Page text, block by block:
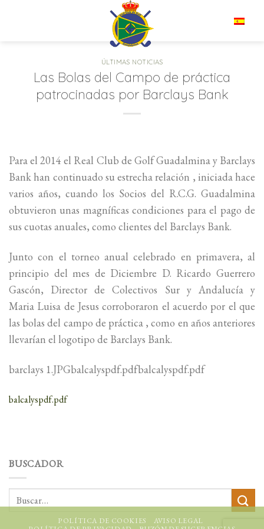
ÚLTIMAS NOTICIAS
Las Bolas del Campo de práctica
patrocinadas por Barclays Bank
Para el 2014 el Real Club de Golf Guadalmina y Barclays
Bank han continuado su estrecha relación , iniciada hace
varios años, cuando los Socios del R.C.G. Guadalmina
obtuvieron unas magníficas condiciones para el pago de
sus cuotas anuales, como clientes del Barclays Bank.
Junto con el torneo anual celebrado en primavera, al
principio del mes de Diciembre D. Ricardo Guerrero
Gascón, Director de Colectivos Sur y Andalucía y
Maria Luisa de Jesus corroboraron el acuerdo por el que
las bolas del campo de práctica , como en años anteriores
llevarían el logotipo de Barclays Bank.
barclays 1.JPGbalcalyspdf.pdfbalcalyspdf.pdf
balcalyspdf.pdf
BUSCADOR
POLÍTICA DE COOKIES
AVISO LEGAL